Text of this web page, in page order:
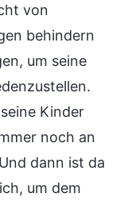
von
behindern
um seine
Kinder
noch an
dann ist da
um dem